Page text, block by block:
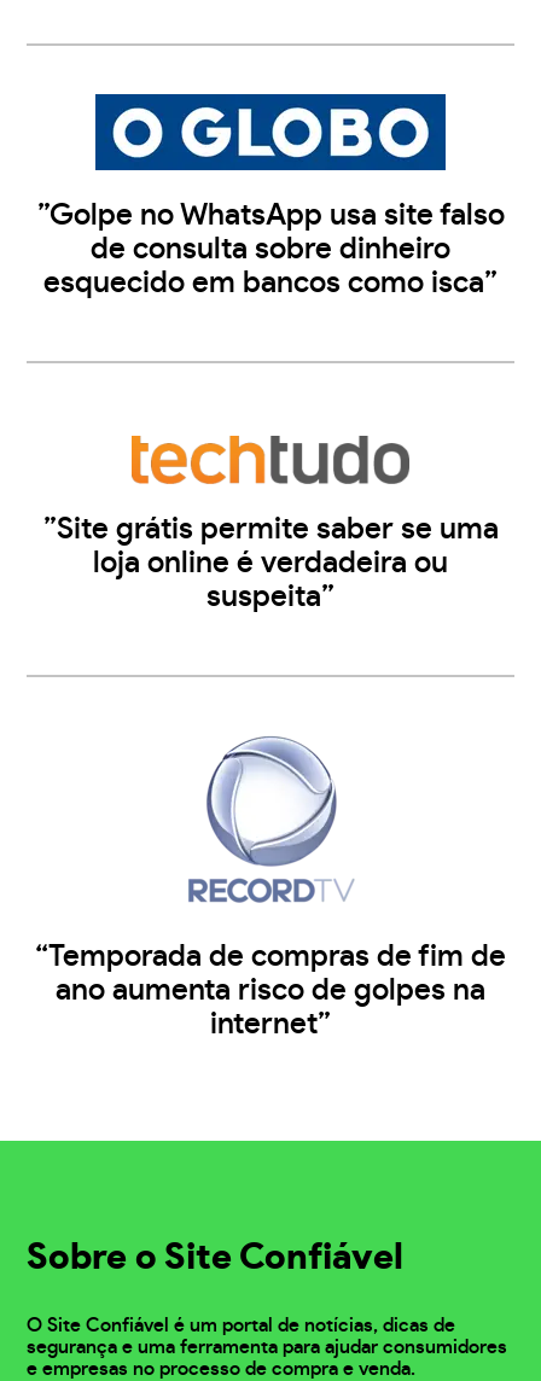
”Golpe no WhatsApp usa site falso
de consulta sobre dinheiro
esquecido em bancos como isca”
”Site grátis permite saber se uma
loja online é verdadeira ou
suspeita”
“Temporada de compras de fim de
ano aumenta risco de golpes na
internet”
Sobre o Site Confiável
O Site Confiável é um portal de notícias, dicas de
segurança e uma ferramenta para ajudar consumidores
e empresas no processo de compra e venda.